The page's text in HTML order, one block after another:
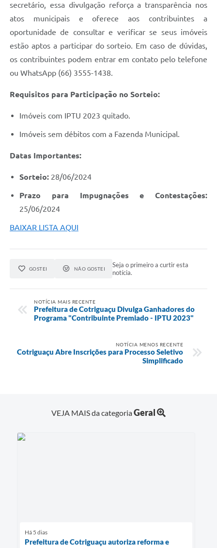
secretário, essa divulgação reforça a transparência nos
atos municipais e oferece aos contribuintes a
oportunidade de consultar e verificar se seus imóveis
estão aptos a participar do sorteio. Em caso de dúvidas,
os contribuintes podem entrar em contato pelo telefone
ou WhatsApp (66) 3555-1438.
Requisitos para Participação no Sorteio:
Imóveis com IPTU 2023 quitado.
Imóveis sem débitos com a Fazenda Municipal.
Datas Importantes:
Sorteio: 28/06/2024
Prazo para Impugnações e Contestações:
25/06/2024
BAIXAR LISTA AQUI
GOSTEI NÃO GOSTEI
Seja o primeiro a curtir esta
notícia.
NOTÍCIA MAIS RECENTE
Prefeitura de Cotriguaçu Divulga Ganhadores do
Programa "Contribuinte Premiado - IPTU 2023"
NOTÍCIA MENOS RECENTE
Cotriguaçu Abre Inscrições para Processo Seletivo
Simplificado
VEJA MAIS da categoriaGeral
Há 5 dias
Prefeitura de Cotriguaçu autoriza reforma e